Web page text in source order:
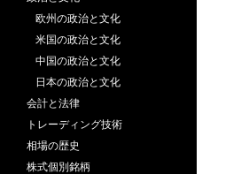
欧州の政治と文化
米国の政治と文化
中国の政治と文化
日本の政治と文化
会計と法律
トレーディング技術
相場の歴史
株式個別銘柄